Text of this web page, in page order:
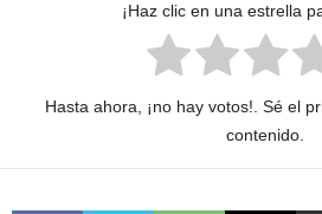
¡Haz clic en una estrella
Hasta ahora, ¡no hay votos!. Sé el
contenido.